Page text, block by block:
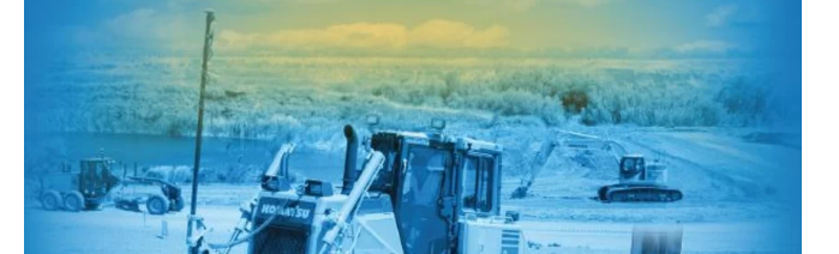
KomatsuÉpítőipari gépek
A Komatsu innovatív építőipari gépei forradalmasítják az építőipari
munkát.
Fedezze fel a gépeket